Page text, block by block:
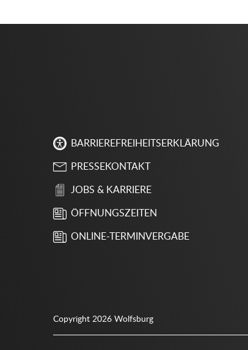
BARRIEREFREIHEITSERKLÄRUNG
PRESSEKONTAKT
JOBS & KARRIERE
ÖFFNUNGSZEITEN
ONLINE-TERMINVERGABE
Copyright 2026 Wolfsburg